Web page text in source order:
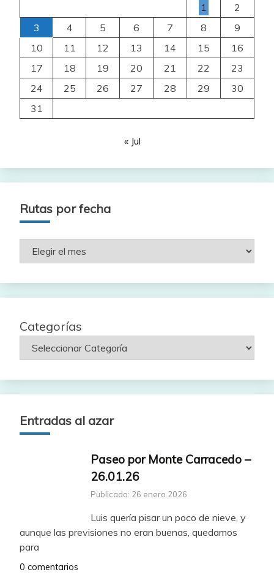
1
2
3
4 5 6 7 8
9
10
11 12 13 14 15
16
17
18 19 20 21 22
23
24
25 26 27 28 29
30
31
« Jul
Rutas por fecha
Rutas
por
Categorías
Entradas al azar
Paseo por Monte Carracedo –
26.01.26
Publicado: 26 enero 2026
Luis quería pisar un poco de nieve, y
aunque las previsiones no eran buenas, quedamos
para
0 comentarios